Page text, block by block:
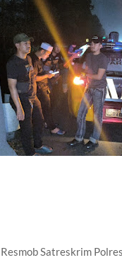
Satreskrim